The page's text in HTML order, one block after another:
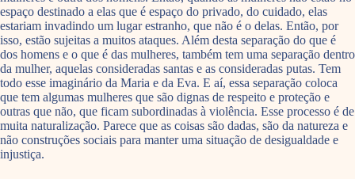
espaço destinado a elas que é espaço do privado, do cuidado, elas
estariam invadindo um lugar estranho, que não é o delas. Então, por
isso, estão sujeitas a muitos ataques. Além desta separação do que é
dos homens e o que é das mulheres, também tem uma separação dentro
da mulher, aquelas consideradas santas e as consideradas putas. Tem
todo esse imaginário da Maria e da Eva. E aí, essa separação coloca
que tem algumas mulheres que são dignas de respeito e proteção e
outras que não, que ficam subordinadas à violência. Esse processo é de
muita naturalização. Parece que as coisas são dadas, são da natureza e
não construções sociais para manter uma situação de desigualdade e
injustiça.